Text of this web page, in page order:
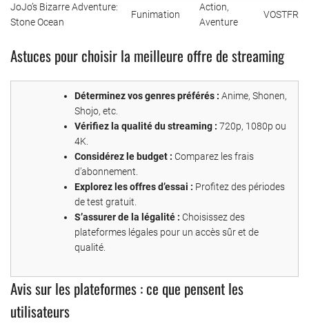
JoJo’s Bizarre Adventure:
Stone Ocean
Funimation
Action,
Aventure
VOSTFR
Astuces pour choisir la meilleure offre de streaming
Déterminez vos genres préférés : Anime, Shonen,
Shojo, etc.
Vérifiez la qualité du streaming : 720p, 1080p ou
4K.
Considérez le budget : Comparez les frais
d’abonnement.
Explorez les offres d’essai : Profitez des périodes
de test gratuit.
S’assurer de la légalité : Choisissez des
plateformes légales pour un accès sûr et de
qualité.
Avis sur les plateformes : ce que pensent les
utilisateurs